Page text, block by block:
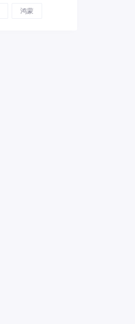
鸿蒙